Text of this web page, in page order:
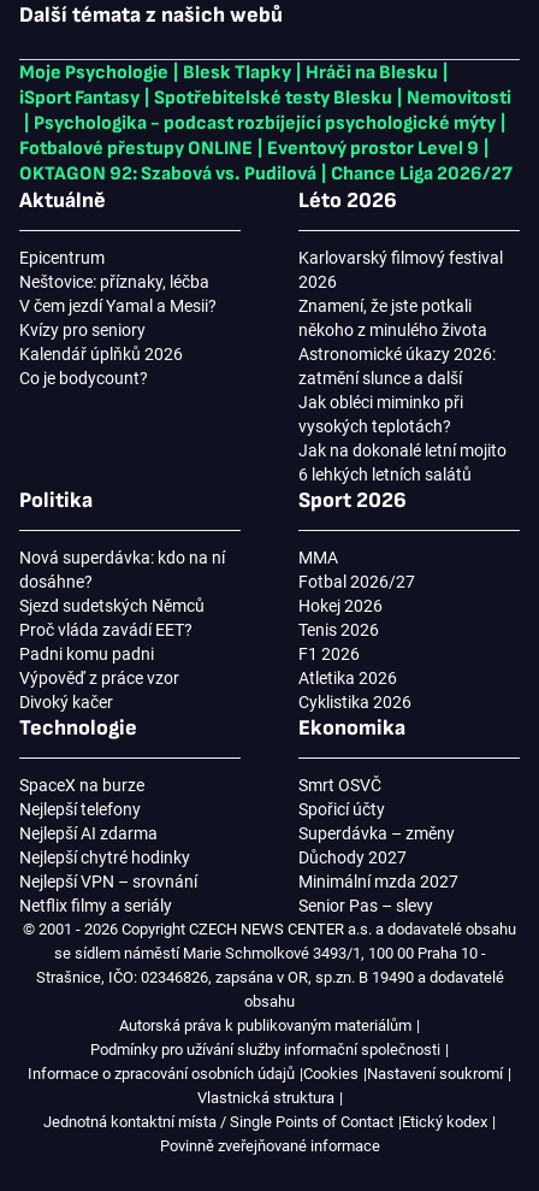
Další témata z našich webů
Moje Psychologie Blesk Tlapky Hráči na Blesku
iSport Fantasy
Spotřebitelské testy Blesku
Nemovitosti
Psychologika - podcast rozbíjející psychologické mýty
Fotbalové přestupy ONLINE
Eventový prostor Level 9
OKTAGON 92: Szabová vs. Pudilová
Chance Liga 2026/27
Aktuálně
Epicentrum
Neštovice: příznaky, léčba
V čem jezdí Yamal a Mesii?
Kvízy pro seniory
Kalendář úplňků 2026
Co je bodycount?
Léto 2026
Karlovarský filmový festival
2026
Znamení, že jste potkali
někoho z minulého života
Astronomické úkazy 2026:
zatmění slunce a další
Jak obléci miminko při
vysokých teplotách?
Jak na dokonalé letní mojito
6 lehkých letních salátů
Politika
Nová superdávka: kdo na ní
dosáhne?
Sjezd sudetských Němců
Proč vláda zavádí EET?
Padni komu padni
Výpověď z práce vzor
Divoký kačer
Sport 2026
MMA
Fotbal 2026/27
Hokej 2026
Tenis 2026
F1 2026
Atletika 2026
Cyklistika 2026
Technologie
SpaceX na burze
Nejlepší telefony
Nejlepší AI zdarma
Nejlepší chytré hodinky
Nejlepší VPN – srovnání
Netflix filmy a seriály
Ekonomika
Smrt OSVČ
Spořicí účty
Superdávka – změny
Důchody 2027
Minimální mzda 2027
Senior Pas – slevy
© 2001 - 2026 Copyright CZECH NEWS CENTER a.s. a dodavatelé obsahu
se sídlem náměstí Marie Schmolkové 3493/1, 100 00 Praha 10 -
Strašnice, IČO: 02346826, zapsána v OR, sp.zn. B 19490 a dodavatelé
obsahu
Autorská práva k publikovaným materiálům
Podmínky pro užívání služby informační společnosti
Informace o zpracování osobních údajů Cookies Nastavení soukromí
Vlastnická struktura
Jednotná kontaktní místa / Single Points of Contact Etický kodex
Povinně zveřejňované informace